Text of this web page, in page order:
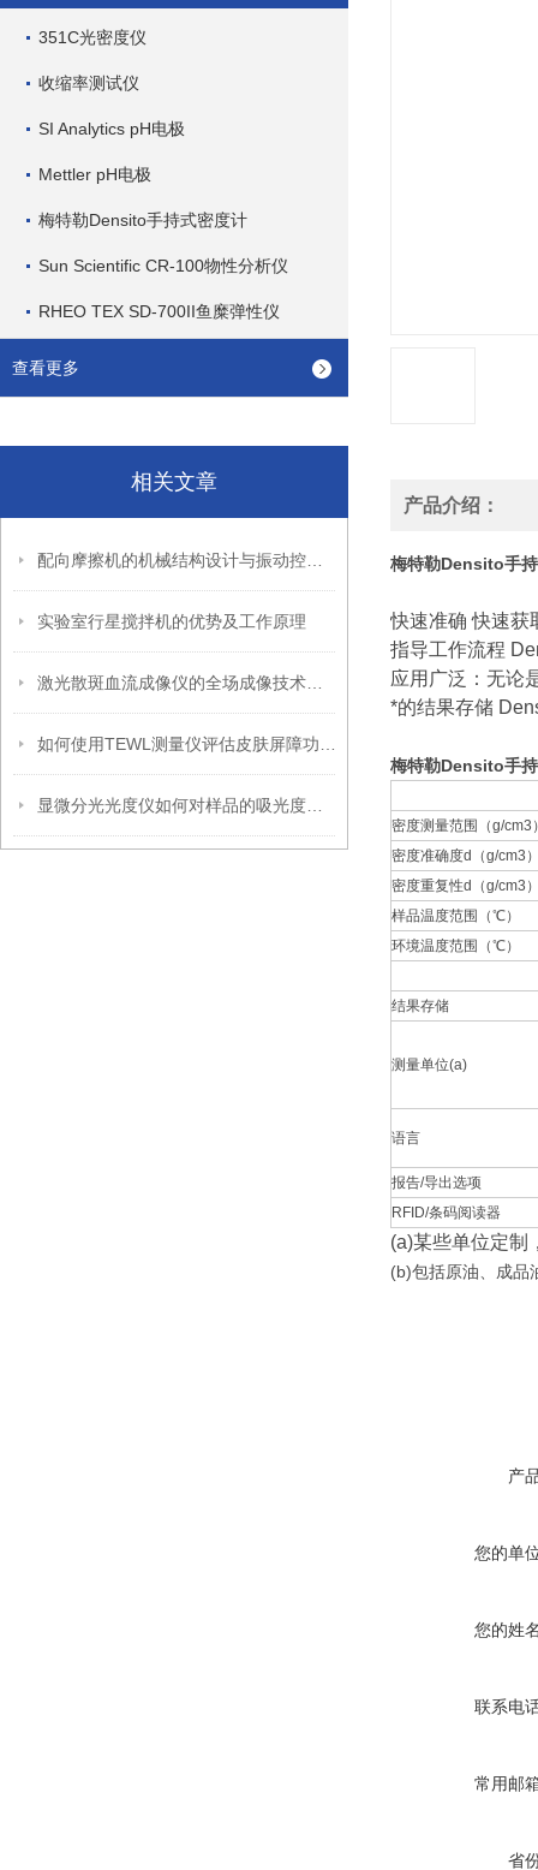
351C光密度仪
收缩率测试仪
SI Analytics pH电极
Mettler pH电极
梅特勒Densito手持式密度计
Sun Scientific CR-100物性分析仪
RHEO TEX SD-700II鱼糜弹性仪
查看更多
相关文章
实验室行星搅拌机的优势及工作原理
产品介绍：
梅特勒Densito手
快速准确 快速获
指导工作流程
应用广泛：无论
*的结果存储
梅特勒Densito手
密度测量范围（g/cm3
密度准确度d（g/cm3
密度重复性d（g/cm3
样品温度范围（℃）
环境温度范围（℃）
结果存储
测量单位(a)
语言
报告/导出选项
RFID/条码阅读器
(a)某些单位定制
(b)包括原油、成品
产
您的单
您的姓
联系电
常用邮
省